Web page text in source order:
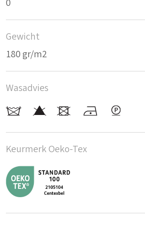
0
Gewicht
180 gr/m2
Wasadvies
Keurmerk Oeko-Tex